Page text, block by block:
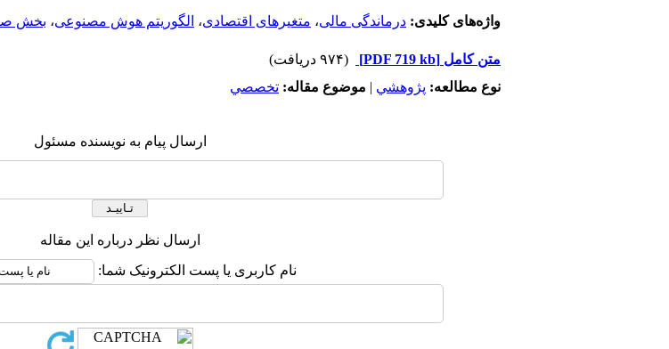
واژه‌های کلیدی: درماندگی مالی، متغیرهای اقتصادی، الگوریتم هوش مصنوعی، بخش
متن کامل [PDF 719 kb]
(۹۷۴ دریافت)
نوع مطالعه: پژوهشي | موضوع مقاله: تخصصي
ارسال پیام به نویسنده مسئول
ارسال نظر درباره این مقاله
نام کاربری یا پست الکترونیک شما: